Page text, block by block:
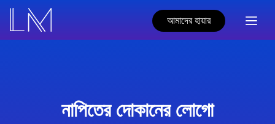
আমাদের হায়ার
নাপিতের দোকানের লোগো